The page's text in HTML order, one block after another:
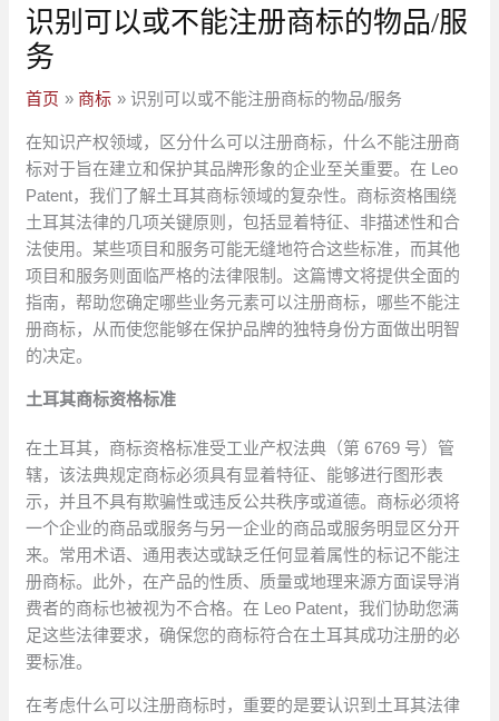
识别可以或不能注册商标的物品/服
务
首页 商标 识别可以或不能注册商标的物品/服务
在知识产权领域，区分什么可以注册商标，什么不能注册商
标对于旨在建立和保护其品牌形象的企业至关重要。在 Leo
Patent，我们了解土耳其商标领域的复杂性。商标资格围绕
土耳其法律的几项关键原则，包括显着特征、非描述性和合
法使用。某些项目和服务可能无缝地符合这些标准，而其他
项目和服务则面临严格的法律限制。这篇博文将提供全面的
指南，帮助您确定哪些业务元素可以注册商标，哪些不能注
册商标，从而使您能够在保护品牌的独特身份方面做出明智
的决定。
土耳其商标资格标准
在土耳其，商标资格标准受工业产权法典（第 6769 号）管
辖，该法典规定商标必须具有显着特征、能够进行图形表
示，并且不具有欺骗性或违反公共秩序或道德。商标必须将
一个企业的商品或服务与另一企业的商品或服务明显区分开
来。常用术语、通用表达或缺乏任何显着属性的标记不能注
册商标。此外，在产品的性质、质量或地理来源方面误导消
费者的商标也被视为不合格。在 Leo Patent，我们协助您满
足这些法律要求，确保您的商标符合在土耳其成功注册的必
要标准。
在考虑什么可以注册商标时，重要的是要认识到土耳其法律